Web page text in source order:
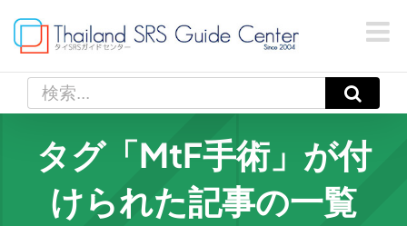
content
索
タグ「MtF手術」が付
けられた記事の一覧